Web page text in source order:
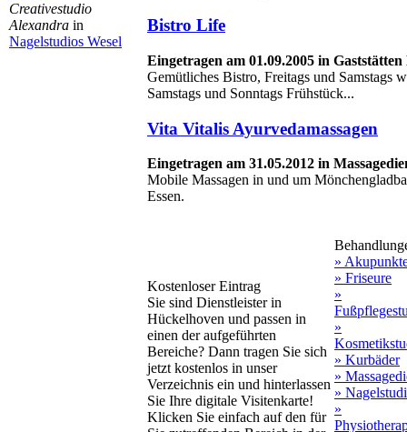
Creativestudio
Alexandra in
Nagelstudios Wesel
Bistro Life
Eingetragen am 01.09.2005 in
Gemütliches Bistro, Freitags und Samstags
Samstags und Sonntags Frühstück...
Vita Vitalis Ayurvedamassagen
Eingetragen am 31.05.2012 in
Mobile Massagen in und um
Essen.
Kostenloser Eintrag
Sie sind Dienstleister in
Hückelhoven und passen in
einen der aufgeführten
Bereiche? Dann tragen Sie sich
jetzt kostenlos in unser
Verzeichnis ein und hinterlassen
Sie Ihre digitale Visitenkarte!
Klicken Sie einfach auf den für
»
» Friseure
»
»
» Kurbäder
»
»
»